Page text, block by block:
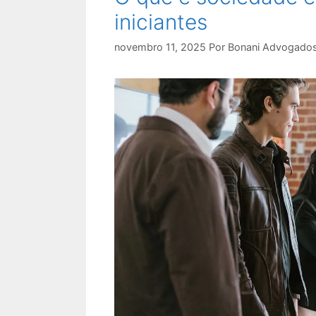
iniciantes
novembro 11, 2025 Por Bonani